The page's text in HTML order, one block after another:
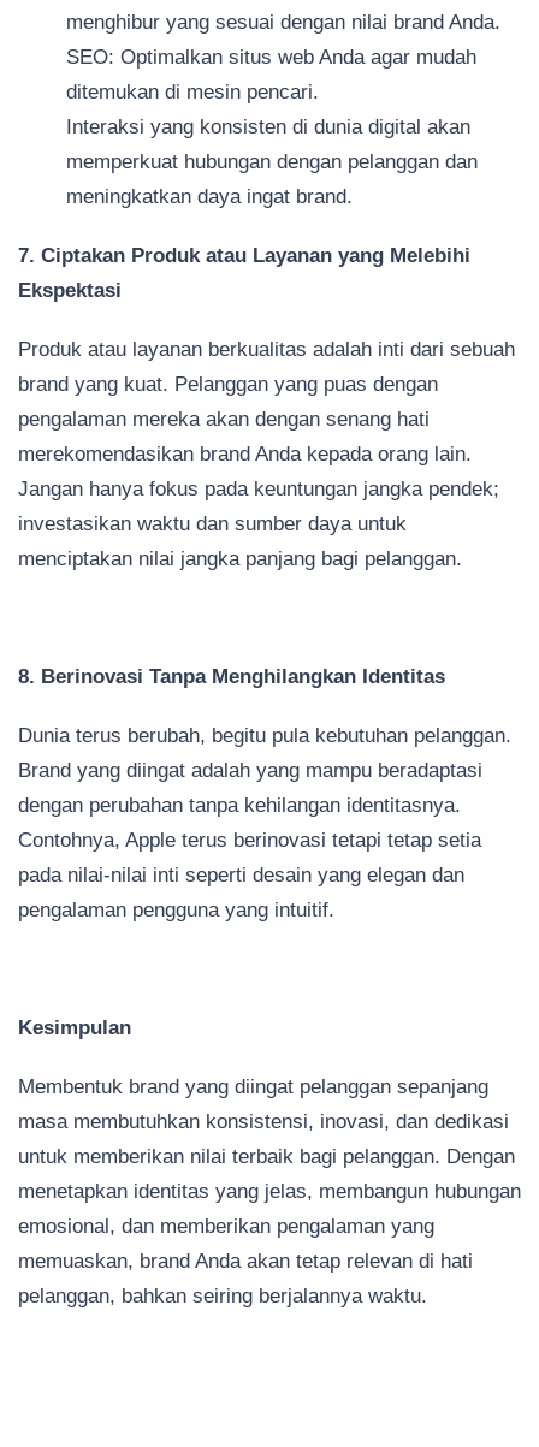
menghibur yang sesuai dengan nilai brand Anda.
SEO: Optimalkan situs web Anda agar mudah
ditemukan di mesin pencari.
Interaksi yang konsisten di dunia digital akan
memperkuat hubungan dengan pelanggan dan
meningkatkan daya ingat brand.
7. Ciptakan Produk atau Layanan yang Melebihi
Ekspektasi
Produk atau layanan berkualitas adalah inti dari sebuah
brand yang kuat. Pelanggan yang puas dengan
pengalaman mereka akan dengan senang hati
merekomendasikan brand Anda kepada orang lain.
Jangan hanya fokus pada keuntungan jangka pendek;
investasikan waktu dan sumber daya untuk
menciptakan nilai jangka panjang bagi pelanggan.
8. Berinovasi Tanpa Menghilangkan Identitas
Dunia terus berubah, begitu pula kebutuhan pelanggan.
Brand yang diingat adalah yang mampu beradaptasi
dengan perubahan tanpa kehilangan identitasnya.
Contohnya, Apple terus berinovasi tetapi tetap setia
pada nilai-nilai inti seperti desain yang elegan dan
pengalaman pengguna yang intuitif.
Kesimpulan
Membentuk brand yang diingat pelanggan sepanjang
masa membutuhkan konsistensi, inovasi, dan dedikasi
untuk memberikan nilai terbaik bagi pelanggan. Dengan
menetapkan identitas yang jelas, membangun hubungan
emosional, dan memberikan pengalaman yang
memuaskan, brand Anda akan tetap relevan di hati
pelanggan, bahkan seiring berjalannya waktu.